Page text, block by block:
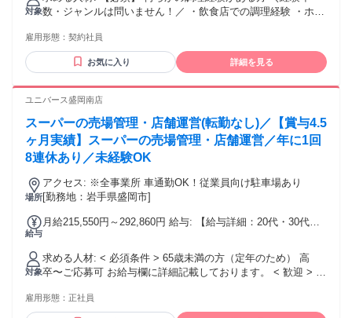
対象数・ジャンルは問いません！／ ・飲食店での調理経験 ・ホテ
祉施設などでの調理経験 ・家庭料理など、普段から料理をし
ている方 など、少しでも調理経験があればOK！ 「調理経験
はあるけど、ホテルは初めて」 「経験が浅い」 「ブランクが
優遇 ・フルタイムで安定して働きたい方 ・調理経験を活かし
い方
雇用形態： 契約社員
お気に入り 詳細を見る
ユニバース盛岡南店
スーパーの売場管理・店舗運営(転勤なし)／【賞与4.5
ヶ月実績】スーパーの売場管理・店舗運営／年に1回
8連休あり／未経験OK
場所
アクセス: ※全事業所 車通勤OK！従業員向け駐車場あり
[勤務地：岩手県盛岡市]
給与
月給215,550円～292,860円 給与: 【給与詳細：20代・30代が
手当 ＋ 賞与年2回 ※上記は大卒以上・または社会人経験を考
慮したスタート目安です。 モデル月収例 26歳（入社1年
目）：月収 250,680円 (基本給＋残業代＋諸手当) 30歳（チー
フ）：月収 340,500円 (基本給＋家族手当＋残業代＋諸手当)
対象
求める人材: < 必須条件 > 65歳未満の方（定年のため） 高
卒〜ご応募可 お給与欄に詳細記載しております。 < 歓迎 > ・
事を両立させたい方 ・ブランクOK ・ワークライフバランス
を重視したい方 ・慣れ親しんだ町で働きたい方 ・地域社会に
雇用形態： 正社員